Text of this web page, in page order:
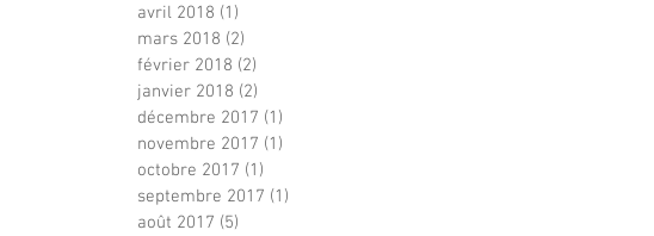
avril 2018 (1)
mars 2018 (2)
février 2018 (2)
janvier 2018 (2)
décembre 2017 (1)
novembre 2017 (1)
octobre 2017 (1)
septembre 2017 (1)
août 2017 (5)